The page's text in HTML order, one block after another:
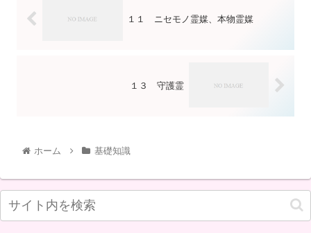
１１ ニセモノ霊媒、本物霊媒
１３ 守護霊
ホーム 基礎知識